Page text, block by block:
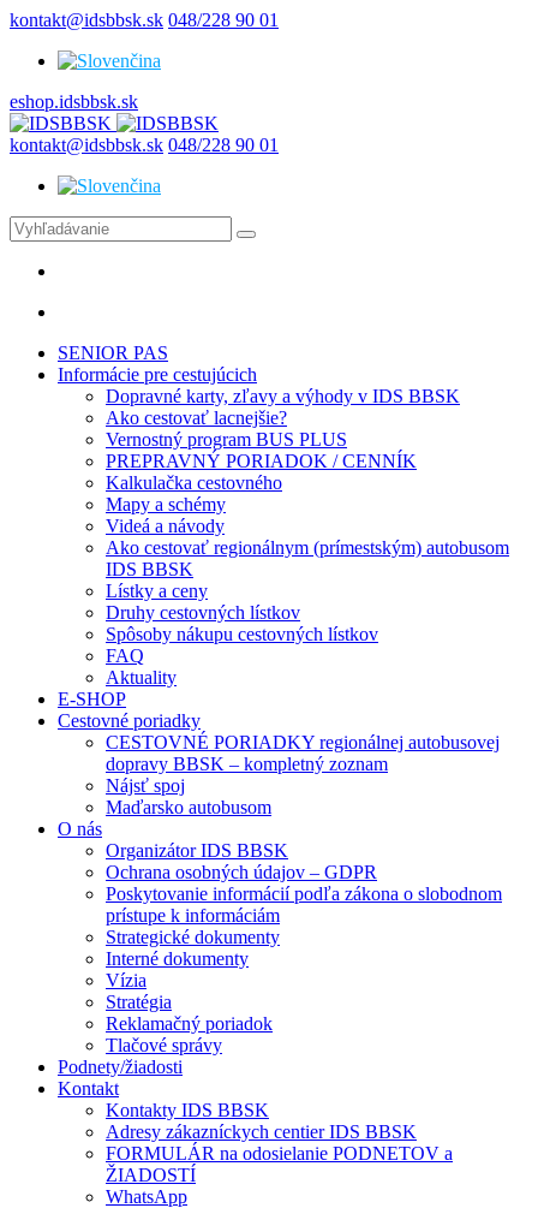
kontakt@idsbbsk.sk 048/228 90 01
eshop.idsbbsk.sk
kontakt@idsbbsk.sk 048/228 90 01
SENIOR PAS
Informácie pre cestujúcich
Dopravné karty, zľavy a výhody v IDS BBSK
Ako cestovať lacnejšie?
Vernostný program BUS PLUS
PREPRAVNÝ PORIADOK / CENNÍK
Kalkulačka cestovného
Mapy a schémy
Videá a návody
Ako cestovať regionálnym (prímestským) autobusom
IDS BBSK
Lístky a ceny
Druhy cestovných lístkov
Spôsoby nákupu cestovných lístkov
FAQ
Aktuality
E-SHOP
Cestovné poriadky
CESTOVNÉ PORIADKY regionálnej autobusovej
dopravy BBSK – kompletný zoznam
Nájsť spoj
Maďarsko autobusom
O nás
Organizátor IDS BBSK
Ochrana osobných údajov – GDPR
Poskytovanie informácií podľa zákona o slobodnom
prístupe k informáciám
Strategické dokumenty
Interné dokumenty
Vízia
Stratégia
Reklamačný poriadok
Tlačové správy
Podnety/žiadosti
Kontakt
Kontakty IDS BBSK
Adresy zákazníckych centier IDS BBSK
FORMULÁR na odosielanie PODNETOV a
ŽIADOSTÍ
WhatsApp